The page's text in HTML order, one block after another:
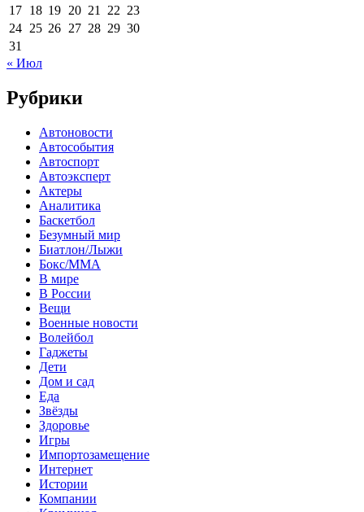
17 18 19 20 21 22 23
24 25 26 27 28 29 30
31
« Июл
Рубрики
Автоновости
Автособытия
Автоспорт
Автоэксперт
Актеры
Аналитика
Баскетбол
Безумный мир
Биатлон/Лыжи
Бокс/MMA
В мире
В России
Вещи
Военные новости
Волейбол
Гаджеты
Дети
Дом и сад
Еда
Звёзды
Здоровье
Игры
Импортозамещение
Интернет
Истории
Компании